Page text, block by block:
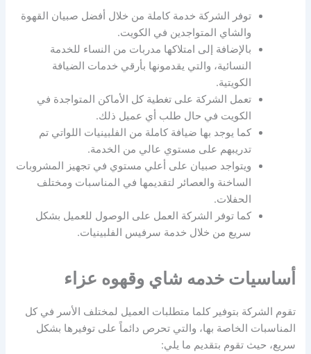
توفر الشركة خدمة كاملة من خلال أفضل صبيان القهوة
والشاي المتواجدين في الكويت.
بالإضافة إلى امتلاكها مدربات من النساء للخدمة
النسائية، والتي يقدمونها بأرقي خدمات الضيافة
الكويتية.
تعمل الشركة على تغطية كل الأماكن المتواجدة في
الكويت في حال طلب أي عميل ذلك.
كما يوجد بها ضيافة كاملة من الفلبينيات اللواتي تم
تدريبهم على مستوي عالي من الخدمة.
ويتواجد صبيان على أعلي مستوي في تجهيز المشروبات
الساخنة والعصائر لتقديمها في المناسبات ومختلف
الحفلات.
كما توفر الشركة العمل على الوصول للعميل بشكل
سريع من خلال خدمة سرفيس الفلبينيات.
أساسيات خدمه شاي وقهوه عزاء
تقوم الشركة بتوفير كلما متطلبات العميل لمختلف الأسر في كل
المناسبات الخاصة بها، والتي تحرص دائماً على توفيرها بشكل
سريع، حيث تقوم بتقديم ما يلي: